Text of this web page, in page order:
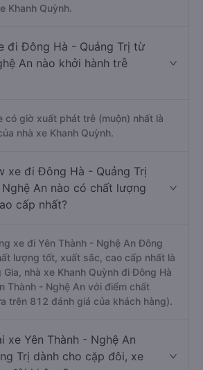
Khanh Quỳnh.
đi Đông Hà - Quảng Trị từ
An nào khởi hành trễ
có giờ xuất phát trễ (muộn) nhất là
nhà xe Khanh Quỳnh.
xe đi Đông Hà - Quảng Trị
An nào có chất lượng
cấp nhất?
xe đi Yên Thành - Nghệ An Đông
lượng tốt, xuất sắc, cao cấp nhất là
Gia, nhà xe Khanh Quỳnh đi Đông Hà
Thành - Nghệ An với điểm chất
trên 812 đánh giá của khách hàng).
xe Yên Thành - Nghệ An
Trị dành cho cặp đôi, xe